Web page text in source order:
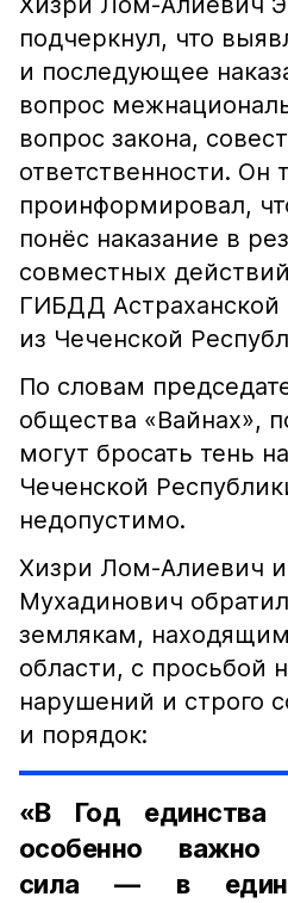
подчеркнул, что
и последующее
вопрос
вопрос закона,
ответственности. Он
проинформировал,
понёс наказание в
совместных
ГИБДД Астраханской
из Чеченской
По словам
общества «Вайнах»,
могут бросать тень
Чеченской
недопустимо.
Хизри Лом-Алиевич
Мухадинович
землякам,
области, с просьбой
нарушений и строго
и порядок:
«В Год единства
особенно важно
сила — в